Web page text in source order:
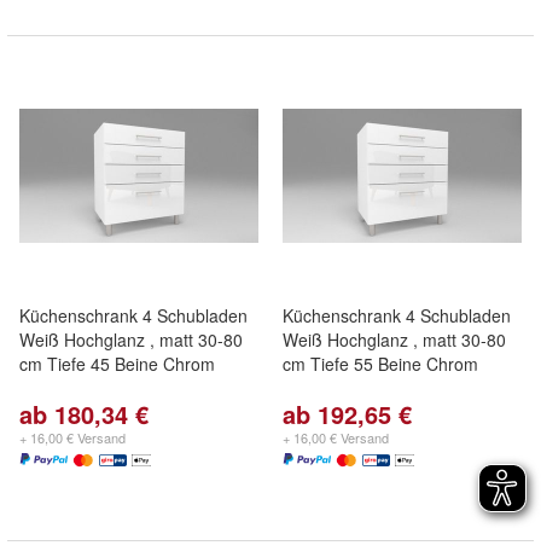
Küchenschrank 4 Schubladen
Weiß Hochglanz , matt 30-80
cm Tiefe 45 Beine Chrom
ab 180,34 €
+ 16,00 € Versand
Küchenschrank 4 Schubladen
Weiß Hochglanz , matt 30-80
cm Tiefe 55 Beine Chrom
ab 192,65 €
+ 16,00 € Versand